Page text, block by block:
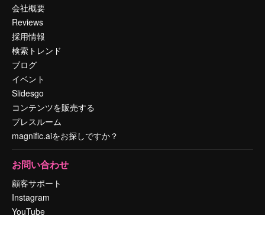
会社概要
Reviews
採用情報
検索トレンド
ブログ
イベント
Slidesgo
コンテンツを販売する
プレスルーム
magnific.aiをお探しですか？
お問い合わせ
顧客サポート
Instagram
YouTube